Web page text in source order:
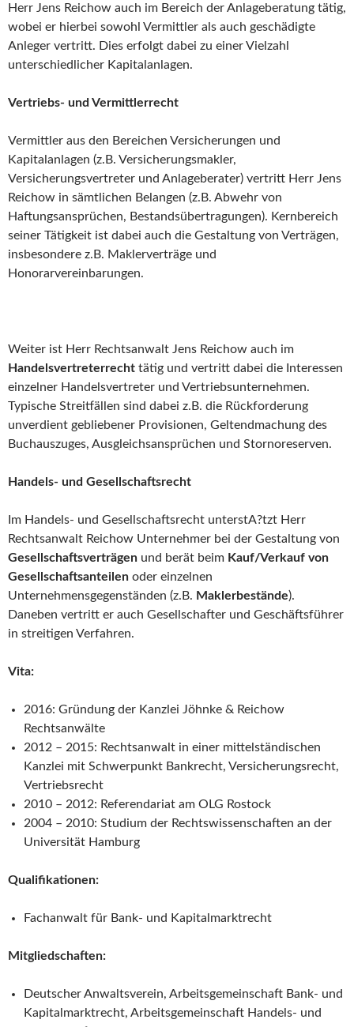
Herr Jens Reichow auch im Bereich der Anlageberatung tätig,
wobei er hierbei sowohl Vermittler als auch geschädigte
Anleger vertritt. Dies erfolgt dabei zu einer Vielzahl
unterschiedlicher Kapitalanlagen.
Vertriebs- und Vermittlerrecht
Vermittler aus den Bereichen Versicherungen und
Kapitalanlagen (z.B. Versicherungsmakler,
Versicherungsvertreter und Anlageberater) vertritt Herr Jens
Reichow in sämtlichen Belangen (z.B. Abwehr von
Haftungsansprüchen, Bestandsübertragungen). Kernbereich
seiner Tätigkeit ist dabei auch die Gestaltung von Verträgen,
insbesondere z.B. Maklerverträge und
Honorarvereinbarungen.
Weiter ist Herr Rechtsanwalt Jens Reichow auch im
Handelsvertreterrecht tätig und vertritt dabei die Interessen
einzelner Handelsvertreter und Vertriebsunternehmen.
Typische Streitfällen sind dabei z.B. die Rückforderung
unverdient gebliebener Provisionen, Geltendmachung des
Buchauszuges, Ausgleichsansprüchen und Stornoreserven.
Handels- und Gesellschaftsrecht
Im Handels- und Gesellschaftsrecht unterstA?tzt Herr
Rechtsanwalt Reichow Unternehmer bei der Gestaltung von
Gesellschaftsverträgen und berät beim Kauf/Verkauf von
Gesellschaftsanteilen oder einzelnen
Unternehmensgegenständen (z.B. Maklerbestände).
Daneben vertritt er auch Gesellschafter und Geschäftsführer
in streitigen Verfahren.
Vita:
2016: Gründung der Kanzlei Jöhnke & Reichow
Rechtsanwälte
2012 – 2015: Rechtsanwalt in einer mittelständischen
Kanzlei mit Schwerpunkt Bankrecht, Versicherungsrecht,
Vertriebsrecht
2010 – 2012: Referendariat am OLG Rostock
2004 – 2010: Studium der Rechtswissenschaften an der
Universität Hamburg
Qualifikationen:
Fachanwalt für Bank- und Kapitalmarktrecht
Mitgliedschaften:
Deutscher Anwaltsverein, Arbeitsgemeinschaft Bank- und
Kapitalmarktrecht, Arbeitsgemeinschaft Handels- und